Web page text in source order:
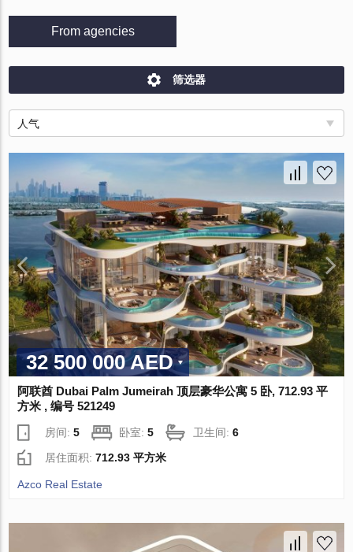
From agencies
筛选器
人气
32 500 000 AED
阿联酋 Dubai Palm Jumeirah 顶层豪华公寓 5 卧, 712.93 平
方米 , 编号 521249
房间:5 卧室:5 卫生间:6
居住面积:712.93 平方米
Azco Real Estate